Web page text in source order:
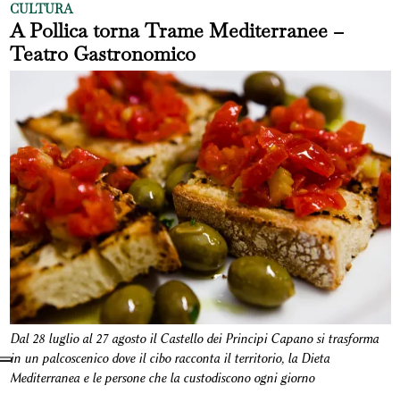
CULTURA
A Pollica torna Trame Mediterranee –
Teatro Gastronomico
Dal 28 luglio al 27 agosto il Castello dei Principi Capano si trasforma
in un palcoscenico dove il cibo racconta il territorio, la Dieta
Mediterranea e le persone che la custodiscono ogni giorno